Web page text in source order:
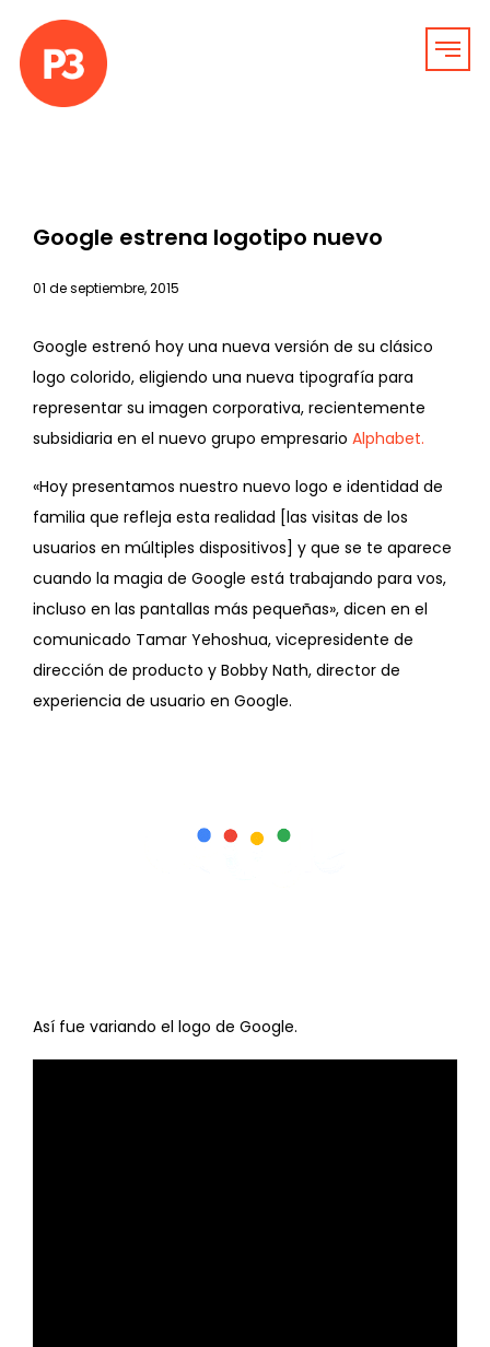
Google estrena logotipo nuevo
01 de septiembre, 2015
Google estrenó hoy una nueva versión de su clásico
logo colorido, eligiendo una nueva tipografía para
representar su imagen corporativa, recientemente
subsidiaria en el nuevo grupo empresario Alphabet.
«Hoy presentamos nuestro nuevo logo e identidad de
familia que refleja esta realidad [las visitas de los
usuarios en múltiples dispositivos] y que se te aparece
cuando la magia de Google está trabajando para vos,
incluso en las pantallas más pequeñas», dicen en el
comunicado Tamar Yehoshua, vicepresidente de
dirección de producto y Bobby Nath, director de
experiencia de usuario en Google.
Así fue variando el logo de Google.